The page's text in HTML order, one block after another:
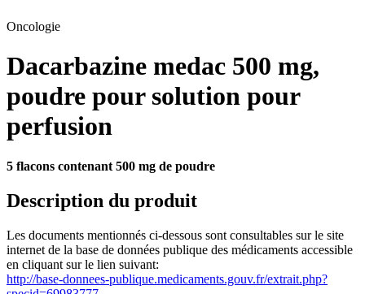
Oncologie
Dacarbazine medac 500 mg,
poudre pour solution pour
perfusion
5 flacons contenant 500 mg de poudre
Description du produit
Les documents mentionnés ci-dessous sont consultables sur le site
internet de la base de données publique des médicaments accessible
en cliquant sur le lien suivant:
http://base-donnees-publique.medicaments.gouv.fr/extrait.php?